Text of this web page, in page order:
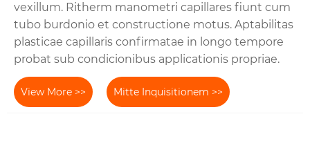
vexillum. Ritherm manometri capillares fiunt cum
tubo burdonio et constructione motus. Aptabilitas
plasticae capillaris confirmatae in longo tempore
probat sub condicionibus applicationis propriae.
View More >> Mitte Inquisitionem >>